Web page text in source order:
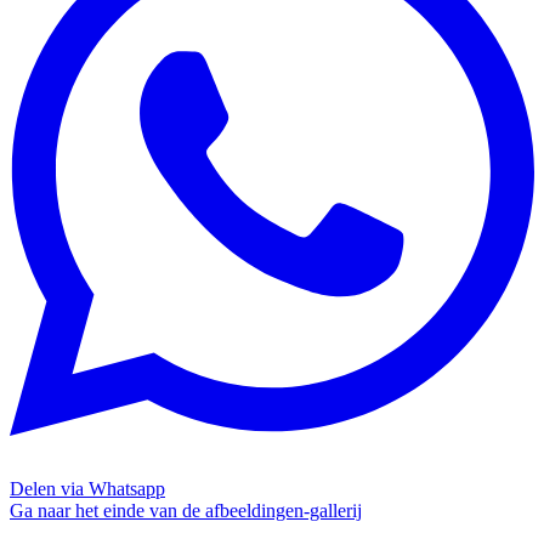
Delen via Whatsapp
Ga naar het einde van de afbeeldingen-gallerij